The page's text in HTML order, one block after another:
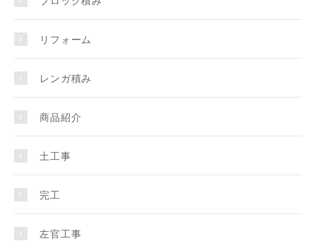
リフォーム
レンガ積み
商品紹介
土工事
完工
左官工事